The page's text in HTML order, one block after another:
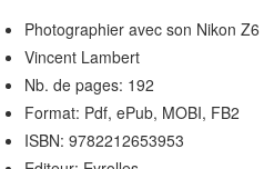
Photographier avec son Nikon Z6
Vincent Lambert
Nb. de pages: 192
Format: Pdf, ePub, MOBI, FB2
ISBN: 9782212653953